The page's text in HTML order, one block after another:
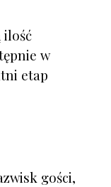
ilość
w
etap
gości,